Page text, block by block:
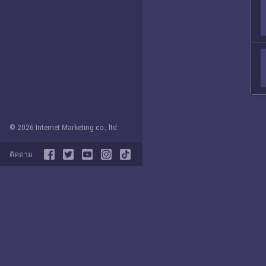
© 2026 Internet Marketing co., ltd
ติดตาม